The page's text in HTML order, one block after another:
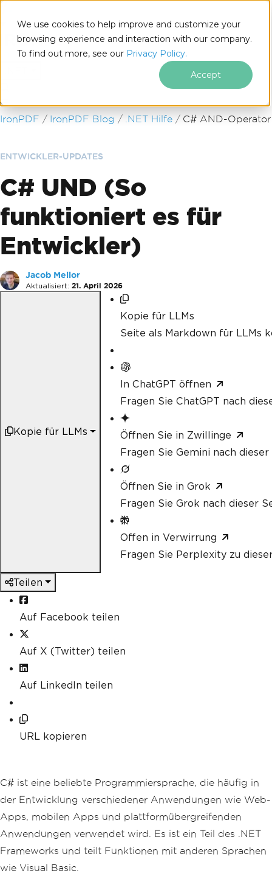
We use cookies to help improve and customize your
browsing experience and interaction with our company.
To find out more, see our Privacy Policy.
Accept
Zum Fußzeileninhalt springen
IronPDF IronPDF Blog .NET Hilfe C# AND-Operator
ENTWICKLER-UPDATES
C# UND (So
funktioniert es für
Entwickler)
Jacob Mellor
Aktualisiert: 21. April 2026
Kopie für LLMs
Kopie für LLMs
Seite als Markdown für LLMs
In ChatGPT öffnen
Fragen Sie ChatGPT nach
Öffnen Sie in Zwillinge
Fragen Sie Gemini nach
Öffnen Sie in Grok
Fragen Sie Grok nach dieser
Offen in Verwirrung
Fragen Sie Perplexity zu
Teilen
Auf Facebook teilen
Auf X (Twitter) teilen
Auf LinkedIn teilen
URL kopieren
C# ist eine beliebte Programmiersprache, die häufig in
der Entwicklung verschiedener Anwendungen wie Web-
Apps, mobilen Apps und plattformübergreifenden
Anwendungen verwendet wird. Es ist ein Teil des .NET
Frameworks und teilt Funktionen mit anderen Sprachen
wie Visual Basic.